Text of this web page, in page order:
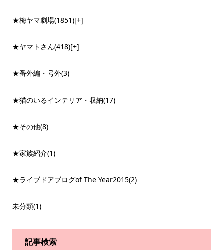
★梅ヤマ劇場(1851)[+]
★ヤマトさん(418)[+]
★番外編・号外(3)
★猫のいるインテリア・収納(17)
★その他(8)
★家族紹介(1)
★ライブドアブログof The Year2015(2)
未分類(1)
記事検索